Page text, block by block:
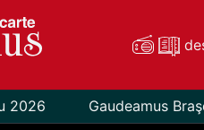
2026 Gaudeamus